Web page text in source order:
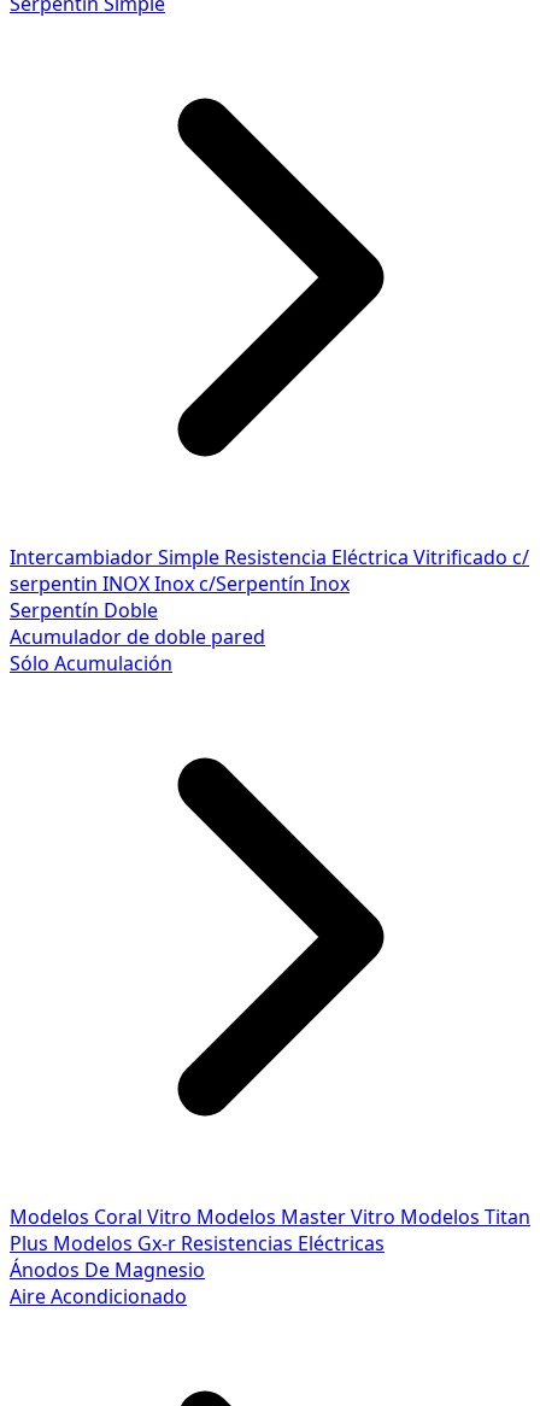
Intercambiador Simple Resistencia Eléctrica Vitrificado c/
serpentin INOXInox c/Serpentín Inox
Serpentín Doble
Acumulador de doble pared
Sólo Acumulación
Modelos Coral Vitro Modelos Master Vitro Modelos Titan
Plus Modelos Gx-r Resistencias Eléctricas
Ánodos De Magnesio
Aire Acondicionado